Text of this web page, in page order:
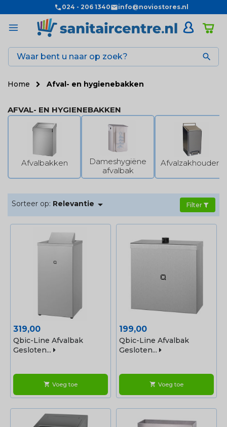
024 - 206 1340 info@noviostores.nl

Home Afval- en hygienebakken
AFVAL- EN HYGIENEBAKKEN
Afvalbakken
Dameshygiëne
afvalbak
Afvalzakhouders
Sorteer op: Relevantie  Filter
Prijs
319,00
Qbic-Line Afvalbak
Gesloten...
shopping_cart Voeg toe
Prijs
199,00
Qbic-Line Afvalbak
Gesloten...
shopping_cart Voeg toe